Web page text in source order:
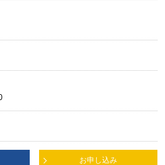
お申し込み